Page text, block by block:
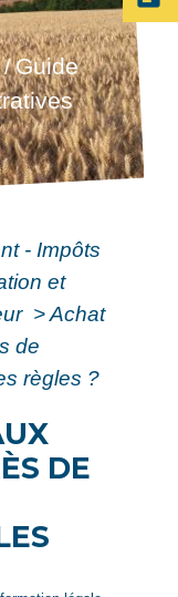
Guide
- Impôts
et
>Achat
de
règles ?
DE